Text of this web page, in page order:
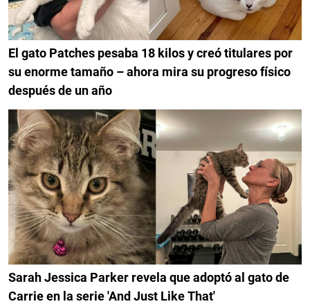
El gato Patches pesaba 18 kilos y creó titulares por
su enorme tamaño – ahora mira su progreso físico
después de un año
Sarah Jessica Parker revela que adoptó al gato de
Carrie en la serie 'And Just Like That'